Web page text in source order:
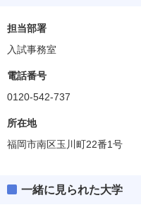
担当部署
入試事務室
電話番号
0120-542-737
所在地
福岡市南区玉川町22番1号
一緒に見られた大学